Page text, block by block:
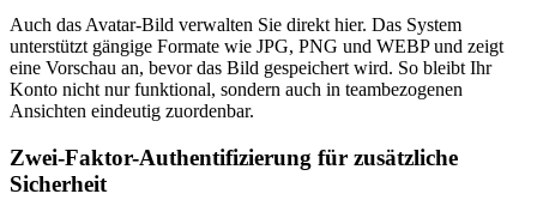
Auch das Avatar-Bild verwalten Sie direkt hier. Das System
unterstützt gängige Formate wie JPG, PNG und WEBP und zeigt
eine Vorschau an, bevor das Bild gespeichert wird. So bleibt Ihr
Konto nicht nur funktional, sondern auch in teambezogenen
Ansichten eindeutig zuordenbar.
Zwei-Faktor-Authentifizierung für zusätzliche
Sicherheit